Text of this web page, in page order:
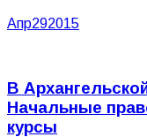
Апр292015
В
Начальные
курсы